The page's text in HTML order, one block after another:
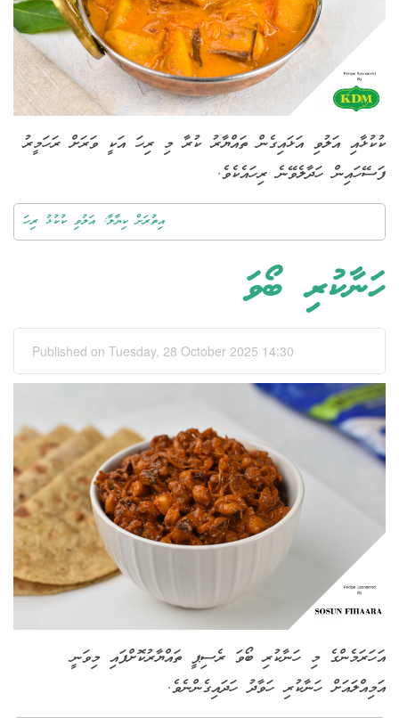
ކުކުޅާއި އަލުވި އަޅައިގެން ތައްޔާރު ކުރާ މި ރިހަ އަކީ ވަރަށް ރަހަމީރު
ފަސޭހައިން ހަދާލެވޭނެ ރިހައެކެވެ.
އިތުރަށް ކިޔާލާ: އަލުވި ކުކުޅު ރިހަ
ހަނާކުރި ބޯވަ
Published on Tuesday, 28 October 2025 14:30
އަހަރަމެންގެ މި ހަނާކުރި ބޯވަ ރެސިޕީ ތައްޔާރުކޮށްފައި މިވަނީ
އަމިއްލައަށް ހަނާކުރި ހަވާދު ހަދައިގެންނެވެ.